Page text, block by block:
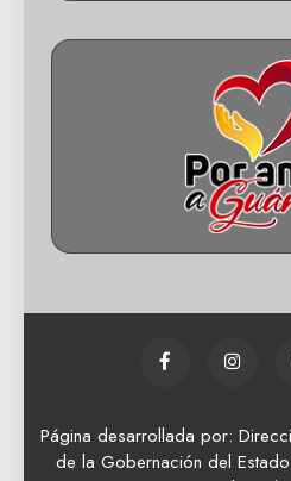
Página desarrollada por:
de la Gobernación del